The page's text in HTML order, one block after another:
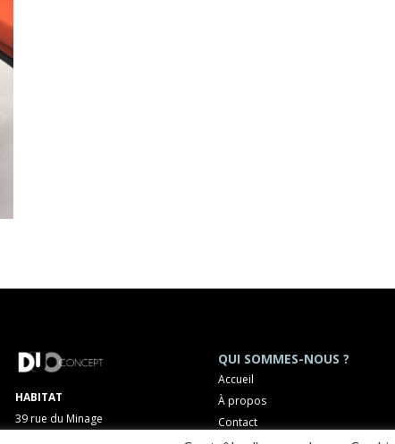
HABITAT
39 rue du Minage
QUI SOMMES-NOUS ?
Accueil
À propos
Contact